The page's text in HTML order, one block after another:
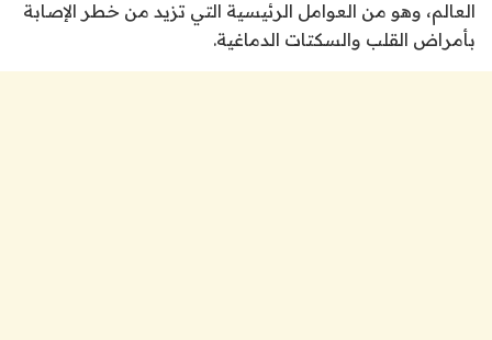
العالم، وهو من العوامل الرئيسية التي تزيد من خطر الإصابة
بأمراض القلب والسكتات الدماغية.